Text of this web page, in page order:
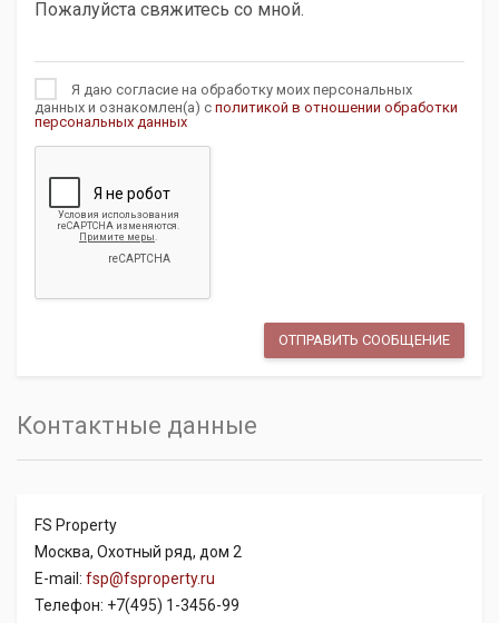
Я даю согласие на обработку моих персональных
данных и ознакомлен(а) с политикой в отношении обработки
персональных данных
Контактные данные
FS Property
Москва, Охотный ряд, дом 2
E-mail: fsp@fsproperty.ru
Телефон: +7(495) 1-3456-99